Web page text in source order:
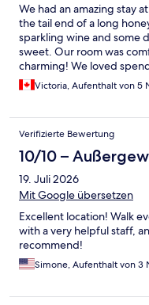
We had an amazing stay
the tail end of a long
sparkling wine and some
sweet. Our room was
charming! We loved
Overall, a wonderful stay!
Victoria, Aufenthalt von 5
Verifizierte Bewertung
10/10 –
19. Juli 2026
Mit Google übersetzen
Excellent location! Walk
with a very helpful staff,
recommend!
Simone, Aufenthalt von 3